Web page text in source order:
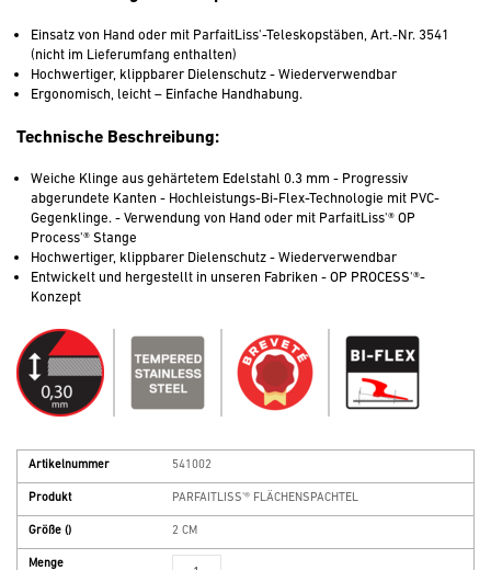
Einsatz von Hand oder mit ParfaitLiss'-Teleskopstäben, Art.-Nr. 3541
(nicht im Lieferumfang enthalten)
Hochwertiger, klippbarer Dielenschutz - Wiederverwendbar
Ergonomisch, leicht – Einfache Handhabung.
Technische Beschreibung:
Weiche Klinge aus gehärtetem Edelstahl 0.3 mm - Progressiv
abgerundete Kanten - Hochleistungs-Bi-Flex-Technologie mit PVC-
Gegenklinge. - Verwendung von Hand oder mit ParfaitLiss'® OP
Process'® Stange
Hochwertiger, klippbarer Dielenschutz - Wiederverwendbar
Entwickelt und hergestellt in unseren Fabriken - OP PROCESS'®-
Konzept
Artikelnummer 541002
Produkt PARFAITLISS'® FLÄCHENSPACHTEL
Größe () 2 CM
Menge